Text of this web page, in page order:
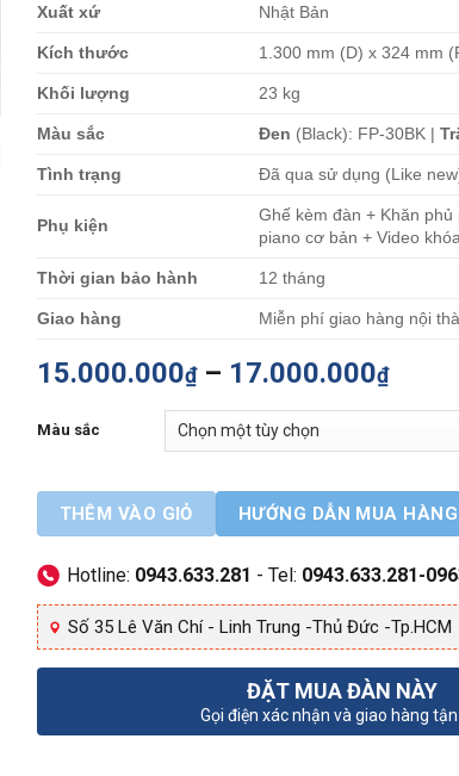
Xuất xứ Nhật Bản
Kích thước 1.300 mm (D) x 324 mm
Khối lượng 23 kg
Màu sắc Đen (Black): FP-30BK |
Tình trạng Đã qua sử dụng (Like
Phụ kiện
Ghế kèm đàn + Khăn
piano cơ bản + Video
Thời gian bảo hành 12 tháng
Giao hàng Miễn phí giao hàng nội
15.000.000₫– 17.000.000₫
Màu sắc
THÊM VÀO GIỎ HƯỚNG DẪN MUA HÀNG
Hotline: 0943.633.281 - Tel: 0943.633.281-
Số 35 Lê Văn Chí - Linh Trung -Thủ Đức -Tp.HCM
ĐẶT MUA ĐÀN NÀY
Gọi điện xác nhận và giao hàng